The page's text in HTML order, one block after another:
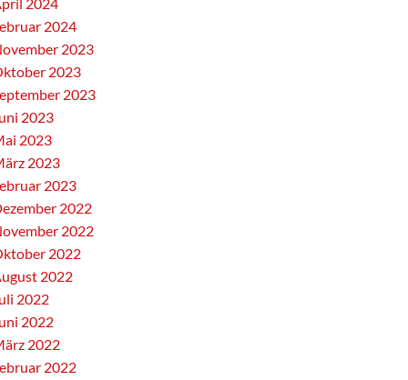
2024
2024
2023
2023
2023
2023
2023
2023
2023
2022
2022
2022
2022
2022
2022
2022
2022